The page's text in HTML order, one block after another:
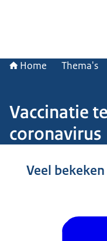
Home Thema's
Vaccinatie
coronavirus
Veel bekeken